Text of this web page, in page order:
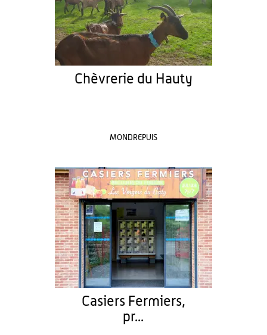
Chèvrerie du Hauty
MONDREPUIS
Casiers Fermiers,
pr...